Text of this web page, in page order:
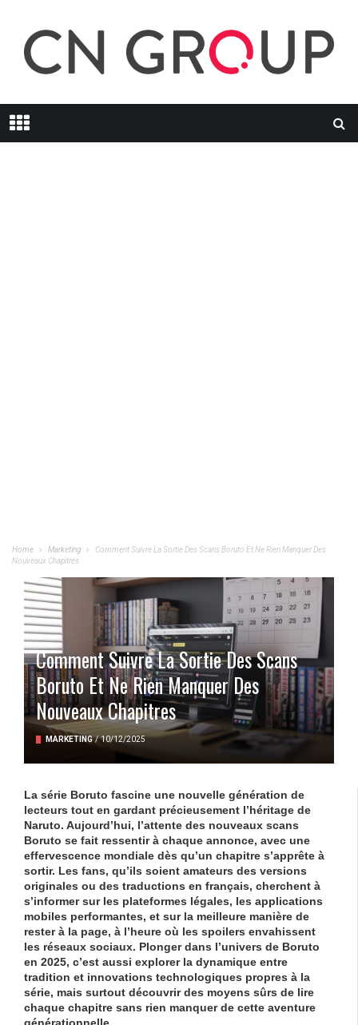
Home Marketing
Comment Suivre La Sortie Des Scans Boruto Et Ne Rien Manquer Des
Nouveaux Chapitres
Comment Suivre La Sortie Des Scans
Boruto Et Ne Rien Manquer Des
Nouveaux Chapitres
MARKETING / 10/12/2025
La série Boruto fascine une nouvelle génération de
lecteurs tout en gardant précieusement l’héritage de
Naruto. Aujourd’hui, l’attente des nouveaux scans
Boruto se fait ressentir à chaque annonce, avec une
effervescence mondiale dès qu’un chapitre s’apprête à
sortir. Les fans, qu’ils soient amateurs des versions
originales ou des traductions en français, cherchent à
s’informer sur les plateformes légales, les applications
mobiles performantes, et sur la meilleure manière de
rester à la page, à l’heure où les spoilers envahissent
les réseaux sociaux. Plonger dans l’univers de Boruto
en 2025, c’est aussi explorer la dynamique entre
tradition et innovations technologiques propres à la
série, mais surtout découvrir des moyens sûrs de lire
chaque chapitre sans rien manquer de cette aventure
générationnelle.